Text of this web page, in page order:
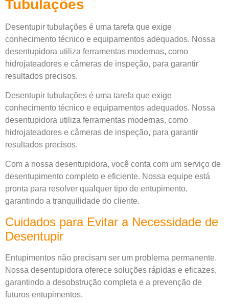
Tubulações
Desentupir tubulações é uma tarefa que exige
conhecimento técnico e equipamentos adequados. Nossa
desentupidora utiliza ferramentas modernas, como
hidrojateadores e câmeras de inspeção, para garantir
resultados precisos.
Desentupir tubulações é uma tarefa que exige
conhecimento técnico e equipamentos adequados. Nossa
desentupidora utiliza ferramentas modernas, como
hidrojateadores e câmeras de inspeção, para garantir
resultados precisos.
Com a nossa desentupidora, você conta com um serviço de
desentupimento completo e eficiente. Nossa equipe está
pronta para resolver qualquer tipo de entupimento,
garantindo a tranquilidade do cliente.
Cuidados para Evitar a Necessidade de
Desentupir
Entupimentos não precisam ser um problema permanente.
Nossa desentupidora oferece soluções rápidas e eficazes,
garantindo a desobstrução completa e a prevenção de
futuros entupimentos.